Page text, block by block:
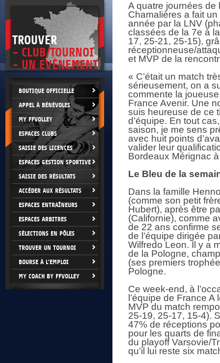
TROUVER
- CLUB/TOURNOI
- UN EVÈNEMENT
BOUTIQUE OFFICIELLE
APPEL À BÉNÉVOLES
MY FFVOLLEY
ESPACES CLUBS
SAISIE DES LICENCES
ESPACES GESTION SPORTIVE
SAISIE DES RÉSULTATS
ACCÉDER AUX RÉSULTATS
ESPACES ENTRAÎNEURS
ESPACES ARBITRES
SÉLECTIONS EN PÔLES
TROUVER UN TOURNOI
BOURSE À L'EMPLOI
MY COACH BY FFVOLLEY
A quatre journées de
Chamalières a fait
année par la LNV
classées de la 7e à
17, 25-21, 25-15),
réceptionneuse/
et MVP de la
« C’était un match
sérieusement, on a
commente la
France Avenir. Une
suis heureuse de ce
d’équipe. En tout
saison, je me sens
avec huit points
valider leur
Bordeaux Mérignac
Le Bleu de la
Dans la famille
(comme son petit
Hubert), après être
(Californie), comme
de 22 ans confirme
de l’équipe dirigée
Wilfredo Leon. Il y a
de la Pologne,
(ses premiers
Pologne.
Ce week-end, à
l’équipe de France
MVP du match
25-19, 25-17, 15-4).
47% de réceptions
pour les quarts de
du playoff Varsovie/
qu’il lui reste six